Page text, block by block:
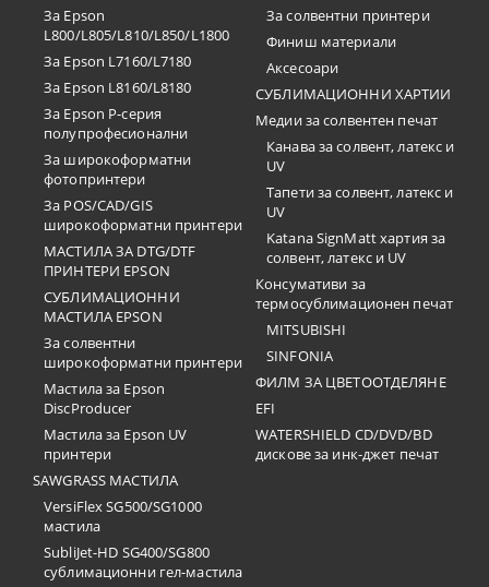
За Epson
L800/L805/L810/L850/L1800
За Epson L7160/L7180
За Epson L8160/L8180
За Epson P-серия
полупрофесионални
За широкоформатни
фотопринтери
За POS/CAD/GIS
широкоформатни принтери
МАСТИЛА ЗА DTG/DTF
ПРИНТЕРИ EPSON
СУБЛИМАЦИОННИ
МАСТИЛА EPSON
За солвентни
широкоформатни принтери
Мастила за Epson
DiscProducer
Мастила за Epson UV
принтери
SAWGRASS МАСТИЛА
VersiFlex SG500/SG1000
мастила
SubliJet-HD SG400/SG800
сублимационни гел-мастила
За солвентни принтери
Финиш материали
Аксесоари
СУБЛИМАЦИОННИ ХАРТИИ
Медии за солвентен печат
Канава за солвент, латекс и
UV
Тапети за солвент, латекс и
UV
Katana SignMatt хартия за
солвент, латекс и UV
Консумативи за
термосублимационен печат
MITSUBISHI
SINFONIA
ФИЛМ ЗА ЦВЕТООТДЕЛЯНЕ
EFI
WATERSHIELD CD/DVD/BD
дискове за инк-джет печат